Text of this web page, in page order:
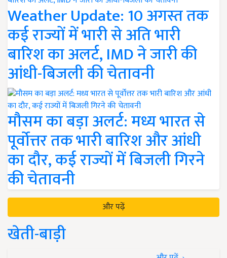
Weather Update: 10 अगस्त तक
कई राज्यों में भारी से अति भारी
बारिश का अलर्ट, IMD ने जारी की
आंधी-बिजली की चेतावनी
मौसम का बड़ा अलर्ट: मध्य भारत से
पूर्वोत्तर तक भारी बारिश और आंधी
का दौर, कई राज्यों में बिजली गिरने
की चेतावनी
और पढ़ें
खेती-बाड़ी